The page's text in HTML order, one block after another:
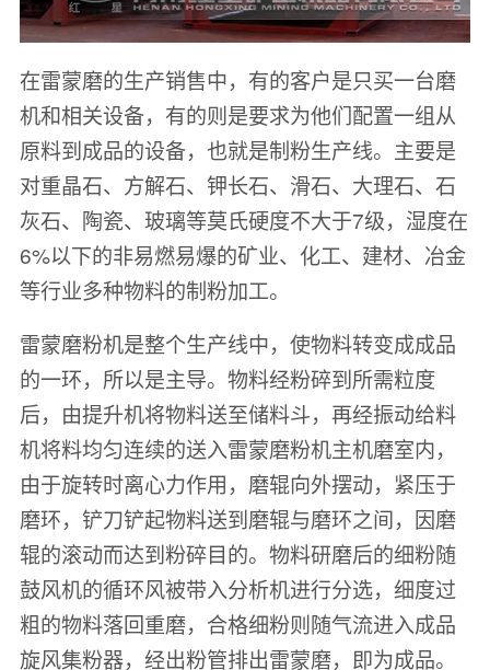
在雷蒙磨的生产销售中，有的客户是只买一台磨
机和相关设备，有的则是要求为他们配置一组从
原料到成品的设备，也就是制粉生产线。主要是
对重晶石、方解石、钾长石、滑石、大理石、石
灰石、陶瓷、玻璃等莫氏硬度不大于7级，湿度在
6%以下的非易燃易爆的矿业、化工、建材、冶金
等行业多种物料的制粉加工。
雷蒙磨粉机是整个生产线中，使物料转变成成品
的一环，所以是主导。物料经粉碎到所需粒度
后，由提升机将物料送至储料斗，再经振动给料
机将料均匀连续的送入雷蒙磨粉机主机磨室内，
由于旋转时离心力作用，磨辊向外摆动，紧压于
磨环，铲刀铲起物料送到磨辊与磨环之间，因磨
辊的滚动而达到粉碎目的。物料研磨后的细粉随
鼓风机的循环风被带入分析机进行分选，细度过
粗的物料落回重磨，合格细粉则随气流进入成品
旋风集粉器，经出粉管排出雷蒙磨，即为成品。